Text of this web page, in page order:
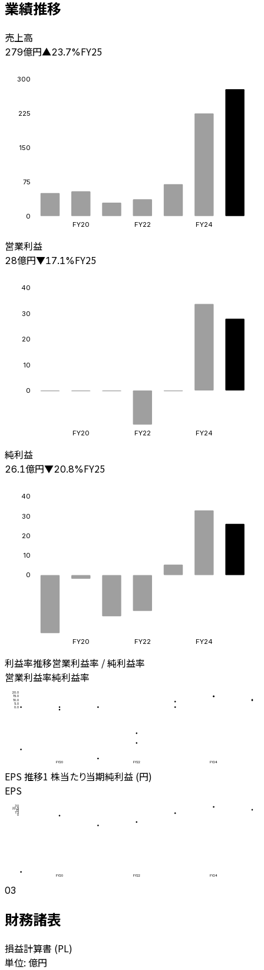
業績推移
売上高
279億円▲23.7%FY25
0
75
150
225
300
FY20 FY22 FY24
営業利益
28億円▼17.1%FY25
0
10
20
30
40
FY20 FY22 FY24
純利益
26.1億円▼20.8%FY25
0
10
20
30
40
FY20 FY22 FY24
利益率推移営業利益率 / 純利益率
営業利益率純利益率
0.0
5.0
10.0
15.0
20.0
FY20 FY22 FY24
EPS 推移1 株当たり当期純利益 (円)
EPS
0
7.5
15
22.5
30
FY20 FY22 FY24
03
財務諸表
損益計算書 (PL)
単位: 億円